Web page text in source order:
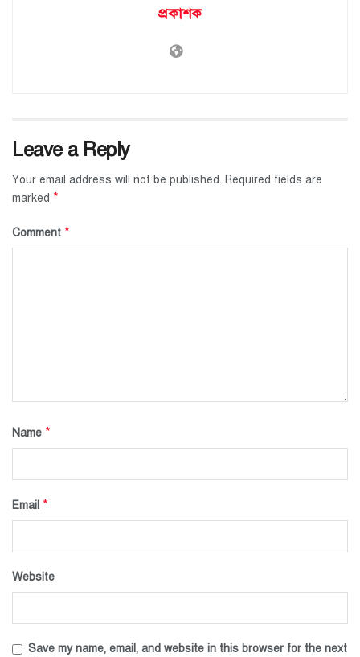
প্রকাশক
Leave a Reply
Your email address will not be published. Required fields are
marked *
Comment *
Name *
Email *
Website
Save my name, email, and website in this browser for the next